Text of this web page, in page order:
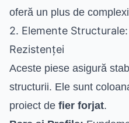
oferă un plus de
2. Elemente
Rezistenței
Aceste piese asigură
structurii. Ele sunt
proiect de fier forjat.